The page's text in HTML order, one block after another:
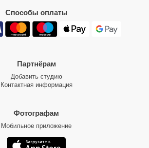
Способы оплаты
Партнёрам
Добавить студию
Контактная информация
Фотографам
Мобильное приложение